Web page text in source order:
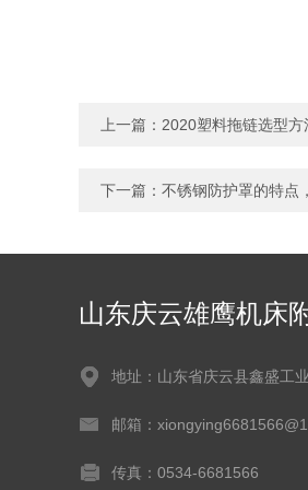
上一篇： 2020塑料拖链选型方
下一篇： 不锈钢防护罩的特点
山东庆云雄鹰机床
地址：山东省庆云县鑫盛工
邮箱：
传真：0534-6681566